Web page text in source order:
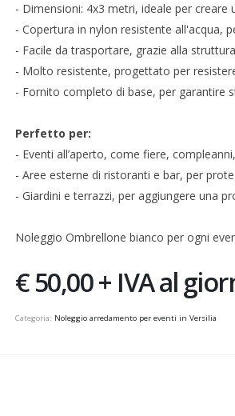
- Dimensioni: 4x3 metri, ideale per creare
- Copertura in nylon resistente all'acqua,
- Facile da trasportare, grazie alla
- Molto resistente, progettato per
- Fornito completo di base, per garantire
Perfetto per:
- Eventi all’aperto, come fiere,
- Aree esterne di ristoranti e bar, per
- Giardini e terrazzi, per aggiungere una
Noleggio Ombrellone bianco per ogni
€ 50,00 + IVA al
Categoria: Noleggio arredamento per eventi in Versilia